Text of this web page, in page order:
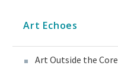
Art Echoes
Art Outside the Core